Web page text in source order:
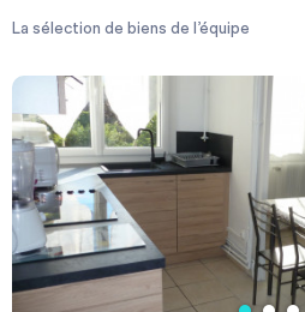
Je cherche un logement
Je propose un bien
Villes
Investir
La sélection de biens de l’équipe